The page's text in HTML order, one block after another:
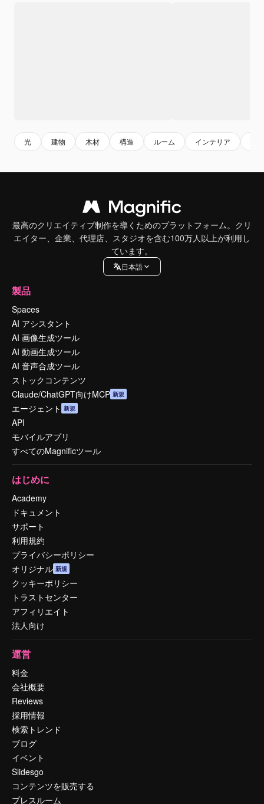
光 建物 木材 構造 ルーム インテリア
最高のクリエイティブ制作を導くためのプラットフォーム。クリ
エイター、企業、代理店、スタジオを含む100万人以上が利用し
ています。
日本語
製品
Spaces
AI アシスタント
AI 画像生成ツール
AI 動画生成ツール
AI 音声合成ツール
ストックコンテンツ
Claude/ChatGPT向けMCP 新規
エージェント 新規
API
モバイルアプリ
すべてのMagnificツール
はじめに
Academy
ドキュメント
サポート
利用規約
プライバシーポリシー
オリジナル 新規
クッキーポリシー
トラストセンター
アフィリエイト
法人向け
運営
料金
会社概要
Reviews
採用情報
検索トレンド
ブログ
イベント
Slidesgo
コンテンツを販売する
プレスルーム